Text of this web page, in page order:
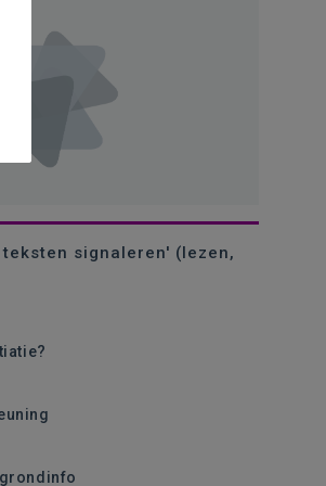
signaleren' (lezen,